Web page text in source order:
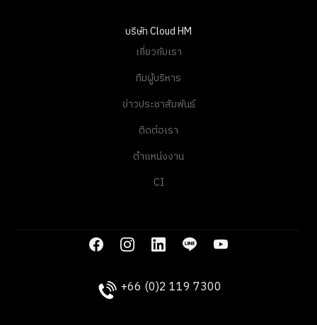
บริษัท Cloud HM
เกี่ยวกับเรา
ทีมผู้บริหาร
ข่าวประชาสัมพันธ์
ติดต่อเรา
ตำแหน่งงาน
CI
+66 (0)2 119 7300